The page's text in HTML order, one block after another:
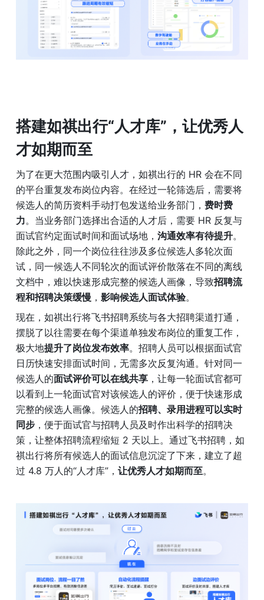
搭建如祺出行“人才库”，让优秀人
才如期而至
为了在更大范围内吸引人才，如祺出行的 HR 会在不同
的平台重复发布岗位内容。在经过一轮筛选后，需要将
候选人的简历资料手动打包发送给业务部门， 费时费
力。当业务部门选择出合适的人才后，需要 HR 反复与
面试官约定面试时间和面试场地， 沟通效率有待提升。
除此之外，同一个岗位往往涉及多位候选人多轮次面
试，同一候选人不同轮次的面试评价散落在不同的离线
文档中，难以快速形成完整的候选人画像，导致招聘流
程和招聘决策缓慢 ， 影响候选人面试体验。
现在，如祺出行将飞书招聘系统与各大招聘渠道打通，
摆脱了以往需要在每个渠道单独发布岗位的重复工作，
极大地提升了岗位发布效率。招聘人员可以根据面试官
日历快速安排面试时间，无需多次反复沟通。针对同一
候选人的面试评价可以在线共享 ，让每一轮面试官都可
以看到上一轮面试官对该候选人的评价，便于快速形成
完整的候选人画像。候选人的招聘、录用进程可以实时
同步 ，便于面试官与招聘人员及时作出科学的招聘决
策，让整体招聘流程缩短 2 天以上。通过飞书招聘，如
祺出行将所有候选人的面试信息沉淀了下来，建立了超
过 4.8 万人的“人才库”， 让优秀人才如期而至。